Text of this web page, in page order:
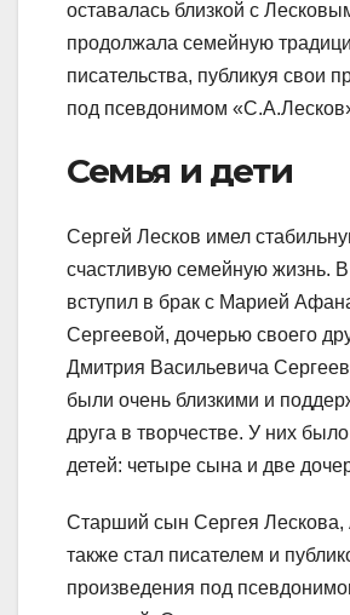
оставалась близкой с
продолжала семейную
писательства, публикуя свои
под псевдонимом
Семья и дети
Сергей Лесков имел
счастливую семейную жизнь. В
вступил в брак с Марией
Сергеевой, дочерью своего
Дмитрия Васильевича
были очень близкими и
друга в творчестве. У них
детей: четыре сына и две
Старший сын Сергея Лескова,
также стал писателем и
произведения под